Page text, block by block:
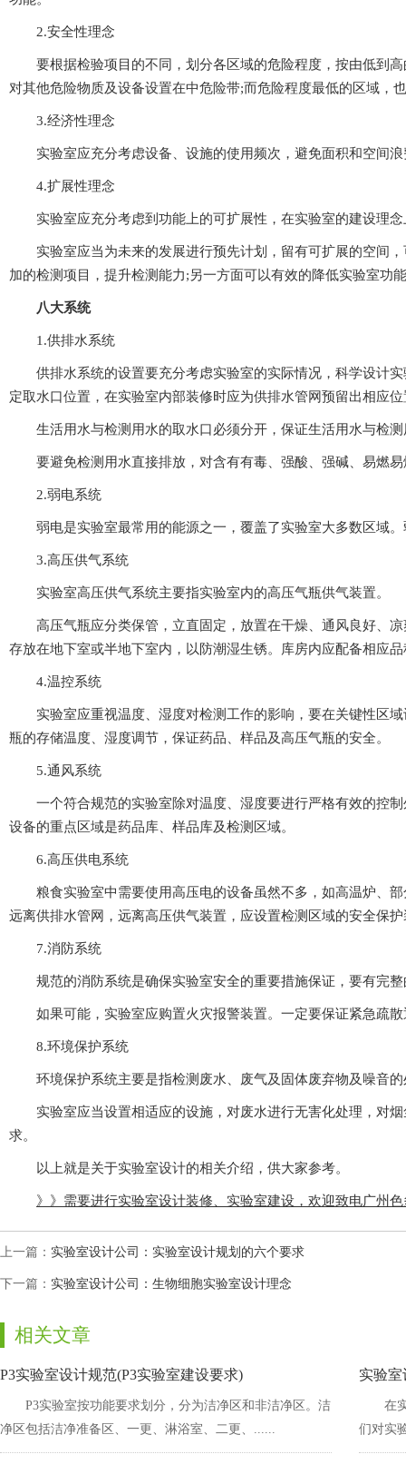
2.安全性理念
要根据检验项目的不同，划分各区域的危险程度，按由低到
对其他危险物质及设备设置在中危险带;而危险程度最低的区域，
3.经济性理念
实验室应充分考虑设备、设施的使用频次，避免面积和空间浪费
4.扩展性理念
实验室应充分考虑到功能上的可扩展性，在实验室的建设理念上
实验室应当为未来的发展进行预先计划，留有可扩展的空间，
加的检测项目，提升检测能力;另一方面可以有效的降低实验室功能
八大系统
1.供排水系统
供排水系统的设置要充分考虑实验室的实际情况，科学设计实验
定取水口位置，在实验室内部装修时应为供排水管网预留出相应位置
生活用水与检测用水的取水口必须分开，保证生活用水与检测
要避免检测用水直接排放，对含有有毒、强酸、强碱、
2.弱电系统
弱电是实验室最常用的能源之一，覆盖了实验室大多数区域。弱
3.高压供气系统
实验室高压供气系统主要指实验室内的高压气瓶供气装置。
高压气瓶应分类保管，立直固定，放置在干燥、通风良好
存放在地下室或半地下室内，以防潮湿生锈。库房内应配备相应品
4.温控系统
实验室应重视温度、湿度对检测工作的影响，要在关键性区
瓶的存储温度、湿度调节，保证药品、样品及高压气瓶的安全。
5.通风系统
一个符合规范的实验室除对温度、湿度要进行严格有效的控制外
设备的重点区域是药品库、样品库及检测区域。
6.高压供电系统
粮食实验室中需要使用高压电的设备虽然不多，如高温炉、
远离供排水管网，远离高压供气装置，应设置检测区域的安全保护
7.消防系统
规范的消防系统是确保实验室安全的重要措施保证，要有完整的安
如果可能，实验室应购置火灾报警装置。一定要保证紧急疏散
8.环境保护系统
环境保护系统主要是指检测废水、废气及固体废弃物及噪音的
实验室应当设置相适应的设施，对废水进行无害化处理，对
求。
以上就是关于实验室设计的相关介绍，供大家参考。
》》需要进行实验室设计装修、实验室建设，欢迎致电广州色
上一篇： 实验室设计公司：实验室设计规划的六个要求
下一篇： 实验室设计公司：生物细胞实验室设计理念
相关文章
P3实验室设计规范(P3实验室建设要求)
P3实验室按功能要求划分，分为洁净区和非洁净区。洁
净区包括洁净准备区、一更、淋浴室、二更、......
实验
在
们对实验